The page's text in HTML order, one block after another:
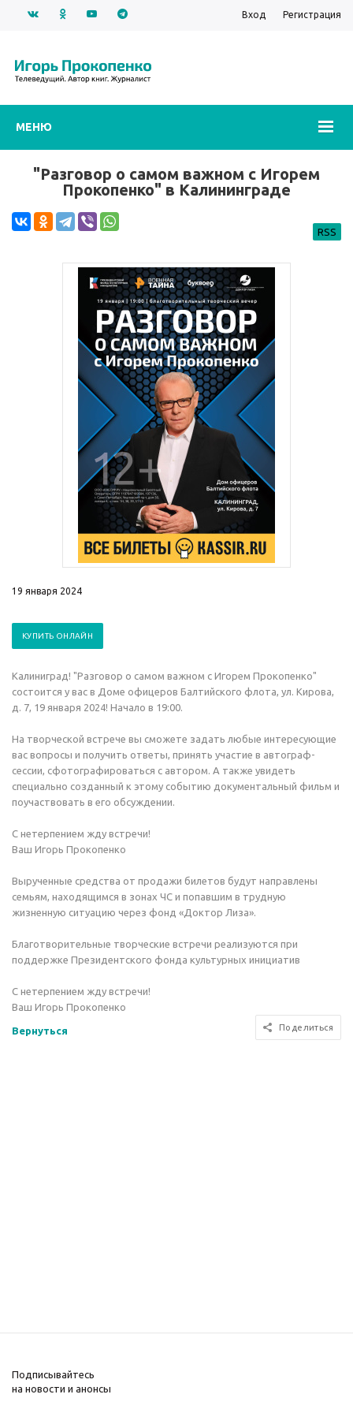
Вход Регистрация
МЕНЮ
"Разговор о самом важном с Игорем
Прокопенко" в Калининграде
RSS
19 января 2024
КУПИТЬ ОНЛАЙН
Калиниград! "Разговор о самом важном с Игорем Прокопенко"
состоится у вас в Доме офицеров Балтийского флота, ул. Кирова,
д. 7, 19 января 2024! Начало в 19:00.
На творческой встрече вы сможете задать любые интересующие
вас вопросы и получить ответы, принять участие в автограф-
сессии, сфотографироваться с автором. А также увидеть
специально созданный к этому событию документальный фильм и
поучаствовать в его обсуждении.
С нетерпением жду встречи!
Ваш Игорь Прокопенко
Вырученные средства от продажи билетов будут направлены
семьям, находящимся в зонах ЧС и попавшим в трудную
жизненную ситуацию через фонд «Доктор Лиза».
Благотворительные творческие встречи реализуются при
поддержке Президентского фонда культурных инициатив
С нетерпением жду встречи!
Ваш Игорь Прокопенко
Вернуться Поделиться
Подписывайтесь
на новости и анонсы